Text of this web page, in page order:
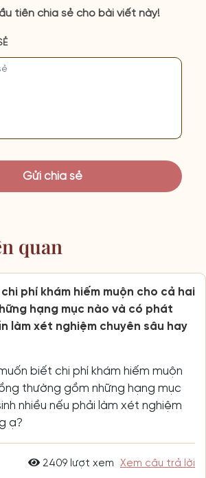
tiên chia sẻ cho bài viết này!
quan
phí khám hiếm muộn cho cả hai
hạng mục nào và có phát
làm xét nghiệm chuyên sâu hay
biết chi phí khám hiếm muộn
thường gồm những hạng mục
nhiều nếu phải làm xét nghiệm
ạ?
2409 lượt xem Xem câu trả lời